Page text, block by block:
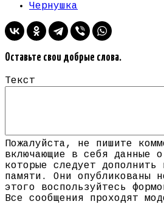
Чернушка
Оставьте свои добрые слова.
Текст
Пожалуйста, не пишите
включающие в себя данные
которые следует дополнить
памяти. Они опубликованы
этого воспользуйтесь
Все сообщения проходят